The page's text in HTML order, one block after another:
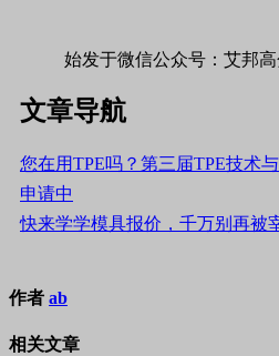
始发于微信公众号：艾邦
文章导航
您在用TPE吗？第三届TPE技术
申请中
快来学学模具报价，千万别再被
作者 ab
相关文章